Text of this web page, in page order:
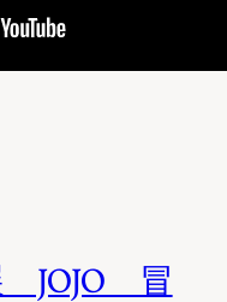
JOJO 冒